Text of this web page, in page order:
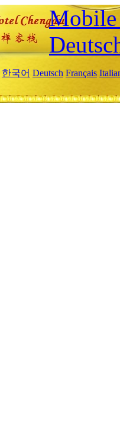
Mobile
한국어 Deutsch Français